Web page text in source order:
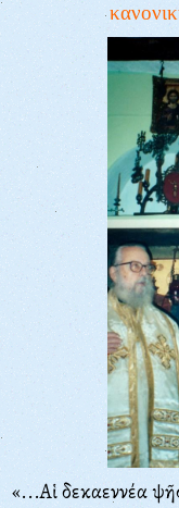
«...Αἱ δεκαεννέα